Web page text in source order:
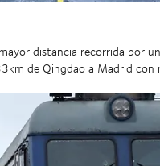
distancia recorrida por
de Qingdao a Madrid con